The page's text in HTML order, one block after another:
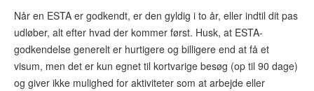
Når en ESTA er godkendt, er den gyldig i to år, eller indtil dit pas
udløber, alt efter hvad der kommer først. Husk, at ESTA-
godkendelse generelt er hurtigere og billigere end at få et
visum, men det er kun egnet til kortvarige besøg (op til 90 dage)
og giver ikke mulighed for aktiviteter som at arbejde eller